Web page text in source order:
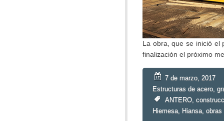
La obra, que se inició el
finalización el próximo
7 de marzo, 2017
Estructuras de acero,
ANTERO,
Hiemesa, Hiansa, obras